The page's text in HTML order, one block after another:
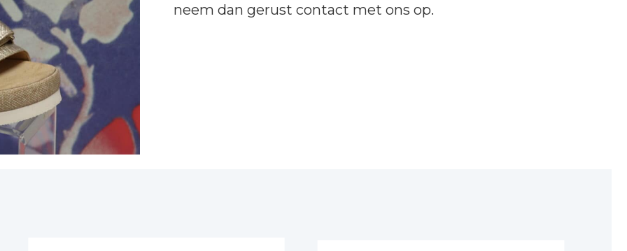
neem dan gerust contact met ons op.